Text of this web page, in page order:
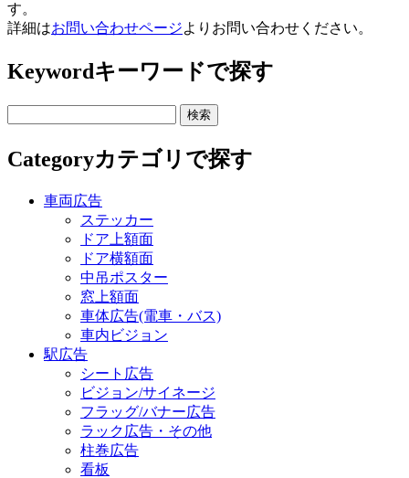
す。
詳細はお問い合わせページよりお問い合わせください。
Keywordキーワードで探す
Categoryカテゴリで探す
車両広告
ステッカー
ドア上額面
ドア横額面
中吊ポスター
窓上額面
車体広告(電車・バス)
車内ビジョン
駅広告
シート広告
ビジョン/サイネージ
フラッグ/バナー広告
ラック広告・その他
柱巻広告
看板